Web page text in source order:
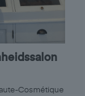
Cosmétique